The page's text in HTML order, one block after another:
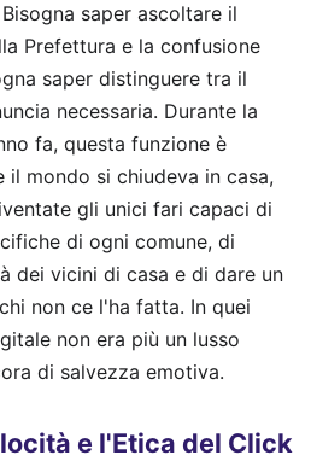
saper ascoltare il
Prefettura e la confusione
saper distinguere tra il
necessaria. Durante la
fa, questa funzione è
mondo si chiudeva in casa,
gli unici fari capaci di
di ogni comune, di
dei vicini di casa e di dare un
non ce l'ha fatta. In quei
non era più un lusso
di salvezza emotiva.
e l'Etica del Click